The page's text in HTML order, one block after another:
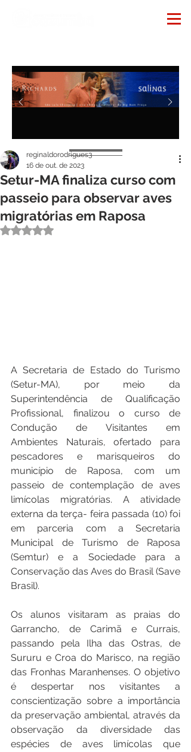
Setur-MA finaliza curso com
passeio para observar aves
migratórias em Raposa
reginaldorodrigues3
16 de out. de 2023
Avaliado com NaN de 5 estrelas.
A Secretaria de Estado do Turismo
(Setur-MA), por meio da
Superintendência de Qualificação
Profissional, finalizou o curso de
Condução de Visitantes em
Ambientes Naturais, ofertado para
pescadores e marisqueiros do
município de Raposa, com um
passeio de contemplação de aves
limícolas migratórias. A atividade
externa da terça- feira passada (10) foi
em parceria com a Secretaria
Municipal de Turismo de Raposa
(Semtur) e a Sociedade para a
Conservação das Aves do Brasil (Save
Brasil).
Os alunos visitaram as praias do
Garrancho, de Carimã e Currais,
passando pela Ilha das Ostras, de
Sururu e Croa do Marisco, na região
das Fronhas Maranhenses. O objetivo
é despertar nos visitantes a
conscientização sobre a importância
da preservação ambiental, através da
observação da diversidade das
espécies de aves limícolas que